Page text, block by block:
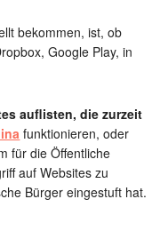
bekommen, ist, ob
Google Play, in
auflisten, die zurzeit
funktionieren, oder
für die Öffentliche
auf Websites zu
Bürger eingestuft hat.